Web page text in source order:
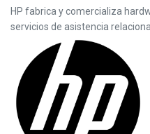
HP fabrica y comercializa
servicios de asistencia